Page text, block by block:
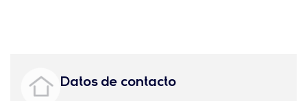
Datos de contacto